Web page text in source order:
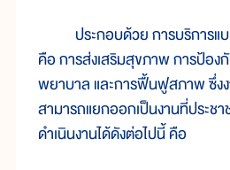
ประกอบด้วย การบริการแ
คือ การส่งเสริมสุขภาพ การป้อง
พยาบาล และการฟื้นฟูสภาพ ซึ่ง
สามารถแยกออกเป็นงานที่ประช
ดำเนินงานได้ดังต่อไปนี้ คือ